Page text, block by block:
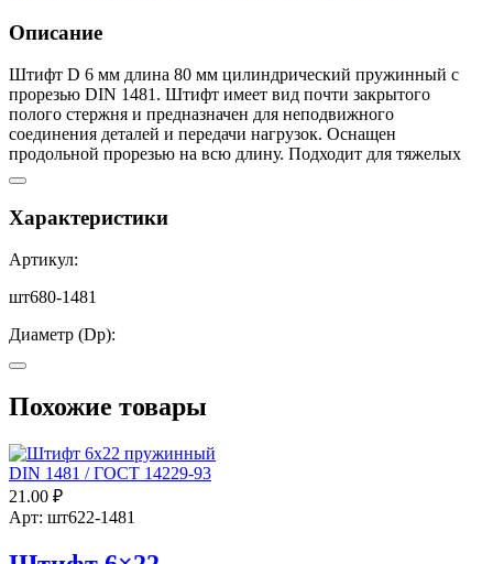
Описание
Штифт D 6 мм длина 80 мм цилиндрический пружинный с
прорезью DIN 1481. Штифт имеет вид почти закрытого
полого стержня и предназначен для неподвижного
соединения деталей и передачи нагрузок. Оснащен
продольной прорезью на всю длину. Подходит для тяжелых
нагрузок. Цилиндрический штифт принято использовать в
детали на другую. Установка поперечная, относительно оси
штифта. Элемент удерживается в отверстии подготовленных
к соединению деталей, посредством трения монтажным
натягом.
Материал: сталь.
Характеристики
Артикул:
шт680-1481
Диаметр (Dp):
6
Длина (L):?
80
Похожие товары
21.00 ₽
Арт: шт622-1481